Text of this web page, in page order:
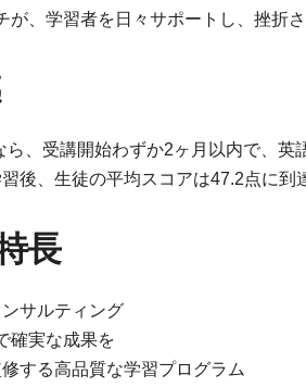
、学習者を日々サポートし、挫折さ
ら、受講開始わずか2ヶ月以内で、
後、生徒の平均スコアは47.2点に到
長
サルティング
確実な成果を
する高品質な学習プログラム